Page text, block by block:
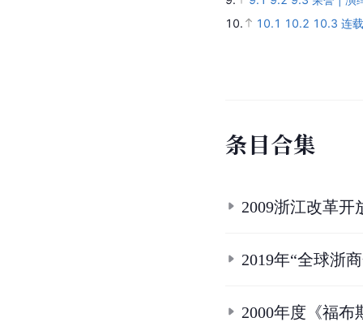
10.
10.1 10.2 10.3 连
条目合集
2009浙江改革开
2019年“全球浙
2000年度《福布